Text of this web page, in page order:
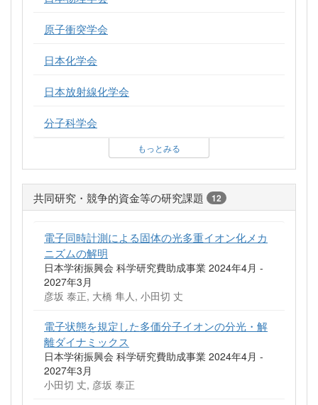
原子衝突学会
日本化学会
日本放射線化学会
分子科学会
もっとみる
共同研究・競争的資金等の研究課題 12
電子同時計測による固体の光多重イオン化メカ
ニズムの解明
日本学術振興会 科学研究費助成事業 2024年4月 -
2027年3月
彦坂 泰正, 大橋 隼人, 小田切 丈
電子状態を規定した多価分子イオンの分光・解
離ダイナミックス
日本学術振興会 科学研究費助成事業 2024年4月 -
2027年3月
小田切 丈, 彦坂 泰正